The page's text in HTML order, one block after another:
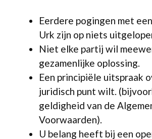
Eerdere pogingen met
Urk zijn op niets
Niet elke partij wil
gezamenlijke oplossing.
Een principiële uitspraak
juridisch punt wilt.
geldigheid van de
Voorwaarden).
U belang heeft bij een